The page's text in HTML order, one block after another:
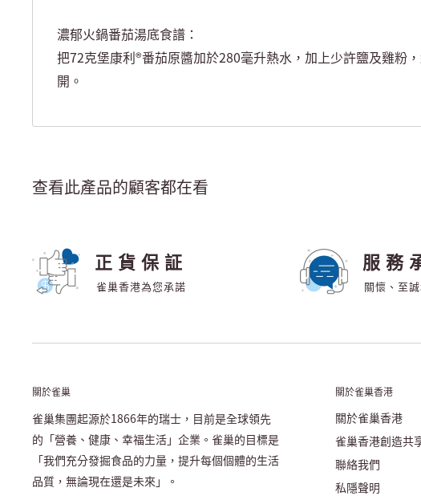
濃郁火鍋番茄湯底食譜：
把72克堡康利®番茄原醬加於280毫升熱水，加上少許鹽及雞粉
開。
查看此產品的顧客都在看
正貨保証
雀巢香港為您承諾
服務
關懷、至
關於雀巢
雀巢集團起源於1866年的瑞士，目前是全球領先
的「營養、健康、幸福生活」企業。雀巢的目標是
「我們充分發掘食品的力量，提升每個個體的生活
品質，無論現在還是未來」。
關於雀巢香港
關於雀巢香港
雀巢香港創造共
聯絡我們
私隱聲明